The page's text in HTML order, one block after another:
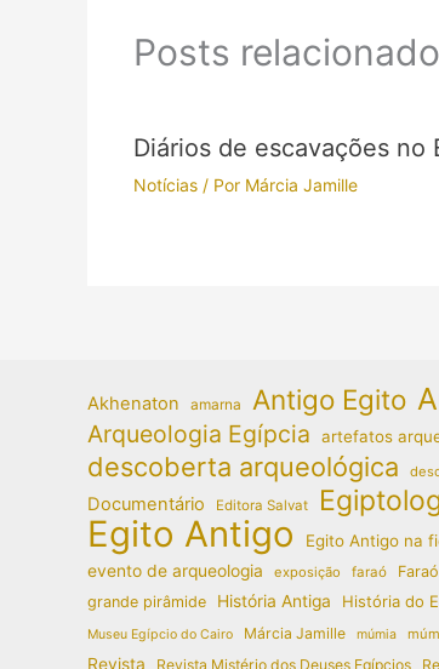
Posts
Diários de escavações no
Notícias/ Por Márcia Jamille
Akhenaton amarna Antigo Egito
Arqueologia Egípcia artefatos
descoberta arqueológica
Documentário Editora Salvat
Egito Antigo Egito Antigo na
evento de arqueologia exposição faraó
grande pirâmide História Antiga História do
Museu Egípcio do Cairo Márcia Jamille múmia
Revista Revista Mistério dos Deuses Egípcios